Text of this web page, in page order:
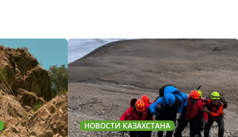
НОВОСТИ КАЗАХСТАНА